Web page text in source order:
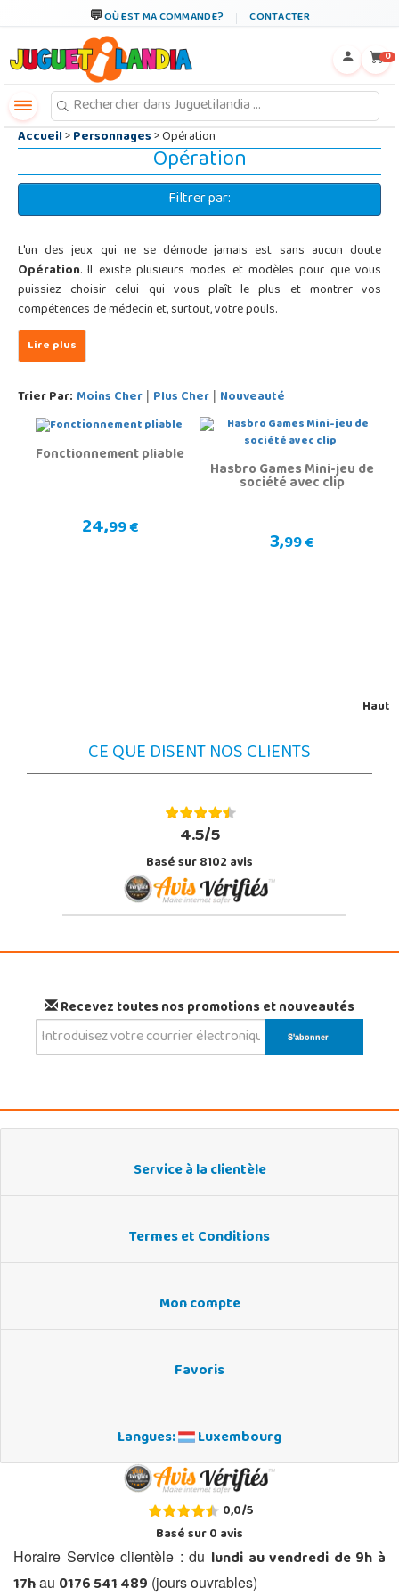
OÙ EST MA COMMANDE? CONTACTER
0
Accueil>Personnages> Opération
Opération
Filtrer par:
L'un des jeux qui ne se démode jamais est sans aucun doute
Opération. Il existe plusieurs modes et modèles pour que vous
puissiez choisir celui qui vous plaît le plus et montrer vos
compétences de médecin et, surtout, votre pouls.
Trier Par: Moins Cher | Plus Cher | Nouveauté
Fonctionnement pliable
24,99 €
Hasbro Games Mini-jeu de
société avec clip
3,99 €
Haut
CE QUE DISENT NOS CLIENTS
4.5/5
Basé sur 8102 avis
Recevez toutes nos promotions et nouveautés
Service à la clientèle
Termes et Conditions
Mon compte
Favoris
Langues: Luxembourg
0,0/5
Basé sur0avis
Horaire Service clientèle : du lundi au vendredi de 9h à
17hau 0176 541 489 (jours ouvrables)